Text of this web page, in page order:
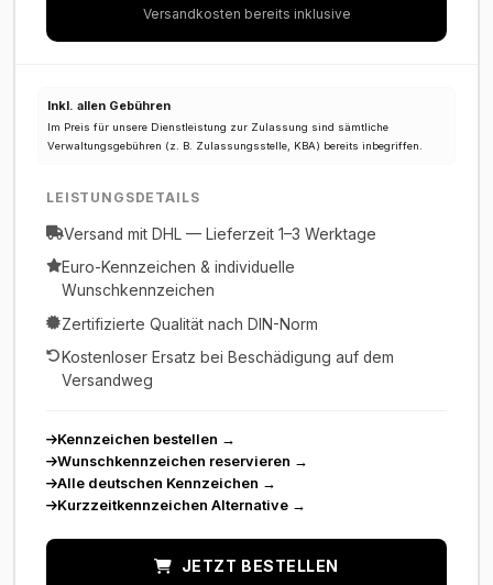
Versandkosten bereits inklusive
Inkl. allen Gebühren
Im Preis für unsere Dienstleistung zur Zulassung sind sämtliche
Verwaltungsgebühren (z. B. Zulassungsstelle, KBA) bereits inbegriffen.
LEISTUNGSDETAILS
Versand mit DHL — Lieferzeit 1–3 Werktage
Euro-Kennzeichen & individuelle
Wunschkennzeichen
Zertifizierte Qualität nach DIN-Norm
Kostenloser Ersatz bei Beschädigung auf dem
Versandweg
Kennzeichen bestellen →
Wunschkennzeichen reservieren →
Alle deutschen Kennzeichen →
Kurzzeitkennzeichen Alternative →
JETZT BESTELLEN